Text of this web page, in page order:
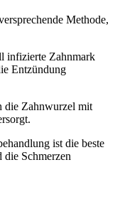
Methode,
infizierte Zahnmark
Entzündung
die Zahnwurzel mit
ist die beste
Schmerzen